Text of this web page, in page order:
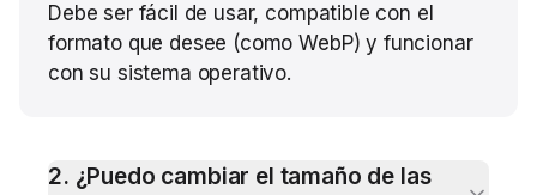
Debe ser fácil de usar, compatible con el
formato que desee (como WebP) y funcionar
con su sistema operativo.
2. ¿Puedo cambiar el tamaño de las